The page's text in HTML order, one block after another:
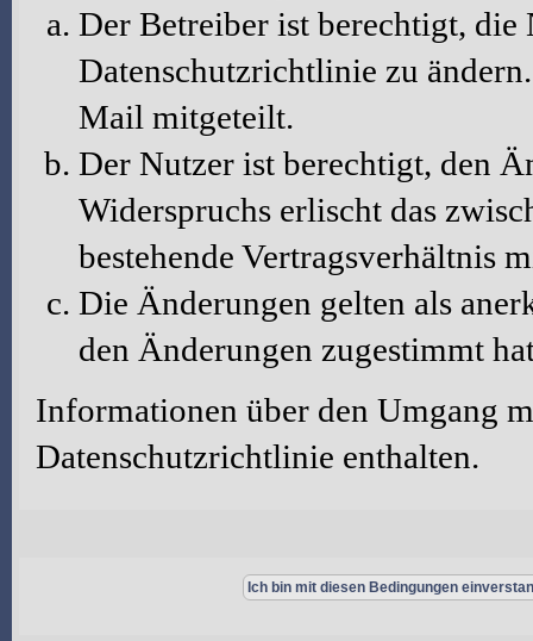
Der Betreiber ist berechtigt,
Datenschutzrichtlinie zu
Mail mitgeteilt.
Der Nutzer ist berechtigt, den
Widerspruchs erlischt das
bestehende Vertragsverhältnis
Die Änderungen gelten als
den Änderungen zugestimmt
Informationen über den Umgang
Datenschutzrichtlinie enthalten.